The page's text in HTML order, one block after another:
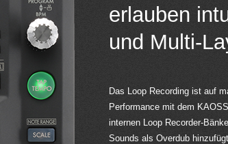
erlauben
und Multi-
Das Loop Recording ist auf
Performance mit dem
internen Loop Recorder-
Sounds als Overdub